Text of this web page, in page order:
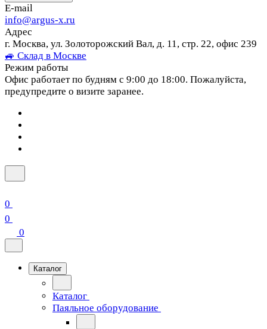
E-mail
info@argus-x.ru
Адрес
г. Москва, ул. Золоторожский Вал, д. 11, стр. 22, офис 239
🚙 Склад в Москве
Режим работы
Офис работает по будням с 9:00 до 18:00. Пожалуйста,
предупредите о визите заранее.
0
0
0
Каталог
Каталог
Паяльное оборудование